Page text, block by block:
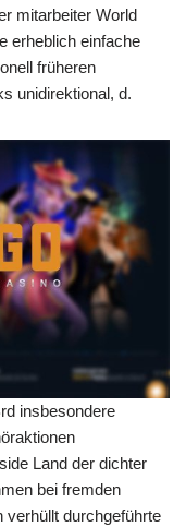
mitarbeiter World
erheblich einfache
früheren
unidirektional, d.
insbesondere
Land der dichter
bei fremden
verhüllt durchgeführte